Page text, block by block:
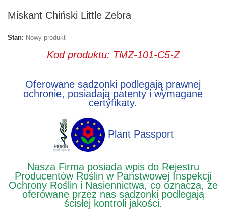
Miskant Chiński Little Zebra
Stan: Nowy produkt
Kod produktu: TMZ-101-C5-Z
Oferowane sadzonki podlegają prawnej
ochronie, posiadają patenty i wymagane
certyfikaty.
Plant Passport
Nasza Firma posiada wpis do Rejestru
Producentów Roślin w Państwowej Inspekcji
Ochrony Roślin i Nasiennictwa, co oznacza, że
oferowane przez nas sadzonki podlegają
ścisłej kontroli jakości.